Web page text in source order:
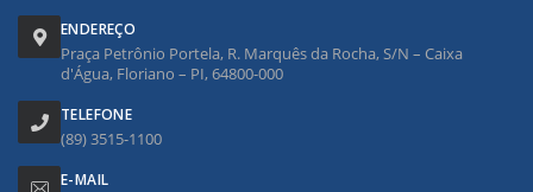
ENDEREÇO
Praça Petrônio Portela, R. Marquês da Rocha, S/N – Caixa
d'Água, Floriano – PI, 64800-000
TELEFONE
(89) 3515-1100
E-MAIL